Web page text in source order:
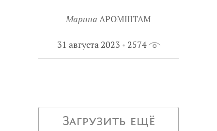
Марина АРОМШТАМ
31 августа 2023 2574
Загрузить ещё